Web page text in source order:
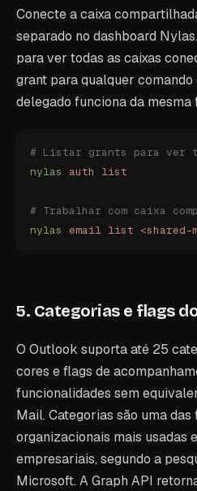
Conecte a caixa
separado no dashboard
para ver todas as caixas
grant para qualquer comando
delegado funciona da mesma
# Listar grants para ver
nylas
auth list
# Trabalhar com caixa
nylas email list <
5. Categorias e flags
O Outlook suporta até 25
cores e flags de
funcionalidades sem
Mail. Categorias são uma
organizacionais mais usadas
empresariais, segundo a
Microsoft. A Graph API